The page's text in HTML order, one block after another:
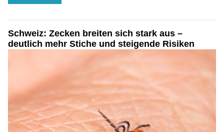
Schweiz: Zecken breiten sich stark aus –
deutlich mehr Stiche und steigende Risiken